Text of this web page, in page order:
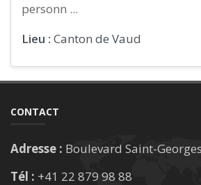
personn ...
Lieu : Canton de Vaud
CONTACT
Adresse : Boulevard Saint-
Tél : +41 22 879 98 88